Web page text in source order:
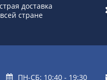
доставка
стране
ПН-СБ: 10:40 - 19:30